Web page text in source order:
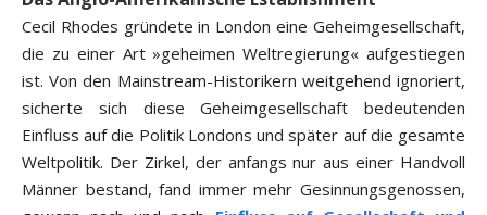
Cecil Rhodes gründete in London eine Geheimgesellschaft,
die zu einer Art »geheimen Weltregierung« aufgestiegen
ist. Von den Mainstream-Historikern weitgehend ignoriert,
sicherte sich diese Geheimgesellschaft bedeutenden
Einfluss auf die Politik Londons und später auf die gesamte
Weltpolitik. Der Zirkel, der anfangs nur aus einer Handvoll
Männer bestand, fand immer mehr Gesinnungsgenossen,